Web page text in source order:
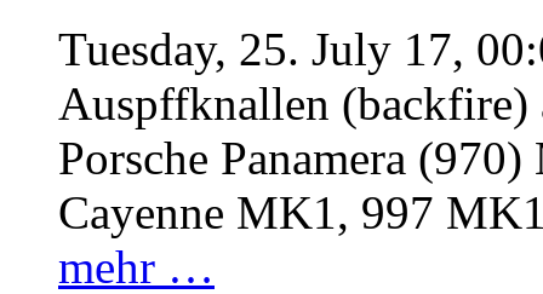
Tuesday, 25. July 17,
Auspffknallen
Porsche Panamera
Cayenne MK1, 997
mehr …